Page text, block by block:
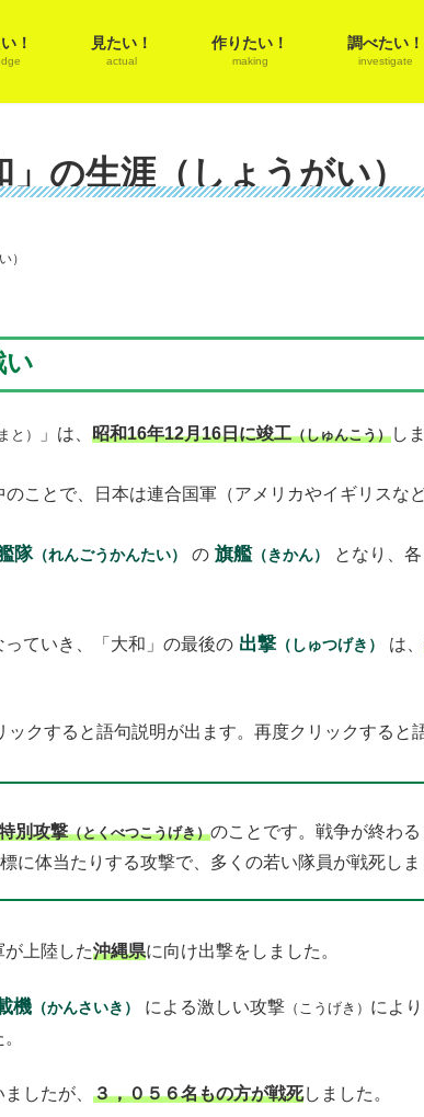
！ 見たい！
actual
作りたい！
making
調べたい！
investigate
の生涯（しょうがい）
）
い
と） 」は、 昭和16年12月16日に竣工（しゅんこう）し
のことで、日本は連合国軍（アメリカやイギリスな
隊（れんごうかんたい） の 旗艦（きかん） となり、各
ていき、「大和」の最後の 出撃（しゅつげき） は、
クすると語句説明が出ます。再度クリックすると
別攻撃（とくべつこうげき）のことです。戦争が終わ
に体当たりする攻撃で、多くの若い隊員が戦死しま
上陸した沖縄県に向け出撃をしました。
機（かんさいき） による激しい攻撃（こうげき） によ
したが、 ３，０５６名もの方が戦死しました。